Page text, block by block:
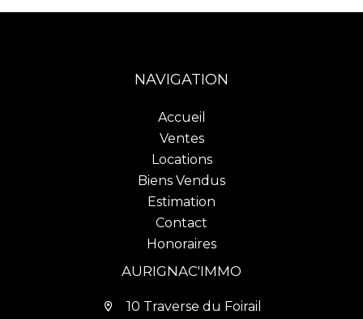
NAVIGATION
Accueil
Ventes
Locations
Biens Vendus
Estimation
Contact
Honoraires
AURIGNAC'IMMO
10 Traverse du Foirail